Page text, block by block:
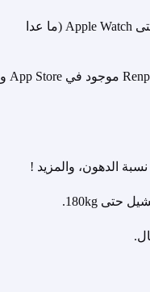
Samsung Health، Fitbit، Apple Health وحتى Apple Watch (ما عدا
بـ Bluetooth 4.0 وفوق، وتطبيق Renpho Health موجود في App Store و